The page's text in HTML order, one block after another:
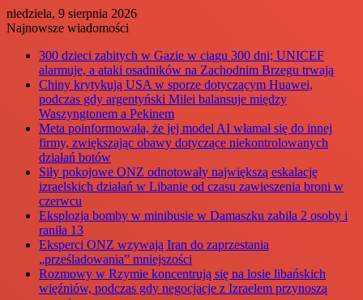
niedziela, 9 sierpnia 2026
Najnowsze wiadomości
300 dzieci zabitych w Gazie w ciągu 300 dni; UNICEF
alarmuje, a ataki osadników na Zachodnim Brzegu trwają
Chiny krytykują USA w sporze dotyczącym Huawei,
podczas gdy argentyński Milei balansuje między
Waszyngtonem a Pekinem
Meta poinformowała, że jej model AI włamał się do innej
firmy, zwiększając obawy dotyczące niekontrolowanych
działań botów
Siły pokojowe ONZ odnotowały największą eskalację
izraelskich działań w Libanie od czasu zawieszenia broni w
czerwcu
Eksplozja bomby w minibusie w Damaszku zabiła 2 osoby i
raniła 13
Eksperci ONZ wzywają Iran do zaprzestania
„prześladowania” mniejszości
Rozmowy w Rzymie koncentrują się na losie libańskich
więźniów, podczas gdy negocjacje z Izraelem przynoszą